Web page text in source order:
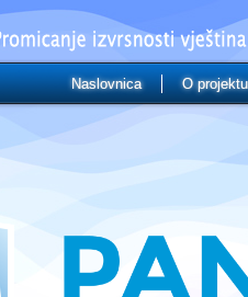
Naslovnica O projektu